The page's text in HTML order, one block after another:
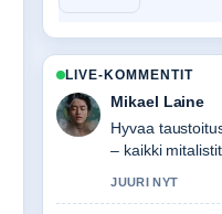
LIVE-KOMMENTIT
Mikael Laine
Hyvaa
– kaikki
JUURI NYT